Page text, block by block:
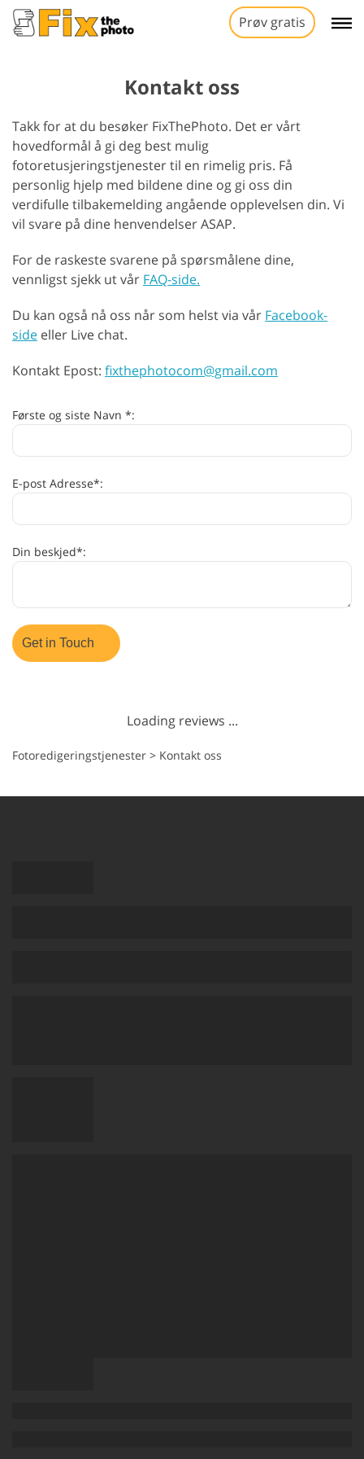
Prøv gratis
Kontakt oss
Takk for at du besøker FixThePhoto. Det er vårt
hovedformål å gi deg best mulig
fotoretusjeringstjenester til en rimelig pris. Få
personlig hjelp med bildene dine og gi oss din
verdifulle tilbakemelding angående opplevelsen din. Vi
vil svare på dine henvendelser ASAP.
For de raskeste svarene på spørsmålene dine,
vennligst sjekk ut vår FAQ-side.
Du kan også nå oss når som helst via vår Facebook-
side eller Live chat.
Kontakt Epost: fixthephotocom@gmail.com
Første og siste Navn *:
E-post Adresse*:
Din beskjed*:
Loading reviews ...
Fotoredigeringstjenester > Kontakt oss